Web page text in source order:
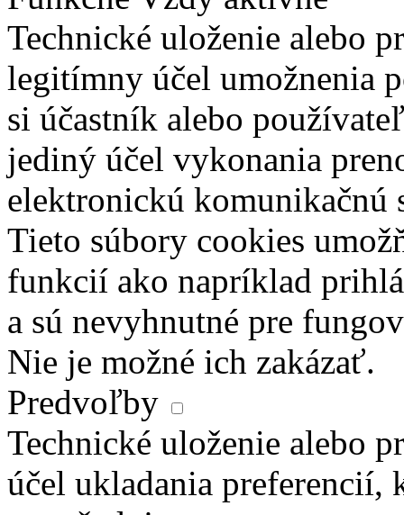
Technické uloženie alebo
legitímny účel umožnenia
si účastník alebo
jediný účel vykonania
elektronickú komunikačnú
Tieto súbory cookies
funkcií ako napríklad
a sú nevyhnutné pre
Nie je možné ich zakázať.
Predvoľby
Technické uloženie alebo
účel ukladania preferencií,